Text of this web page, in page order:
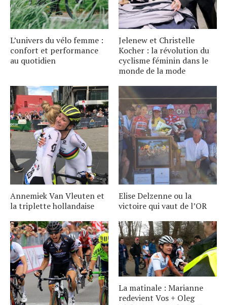
L’univers du vélo femme :
confort et performance
au quotidien
Jelenew et Christelle
Kocher : la révolution du
cyclisme féminin dans le
monde de la mode
Annemiek Van Vleuten et
la triplette hollandaise
Elise Delzenne ou la
victoire qui vaut de l’OR
La matinale : Marianne
redevient Vos + Oleg